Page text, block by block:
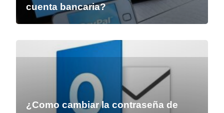
cuenta bancaria?
¿Como cambiar la contraseña de